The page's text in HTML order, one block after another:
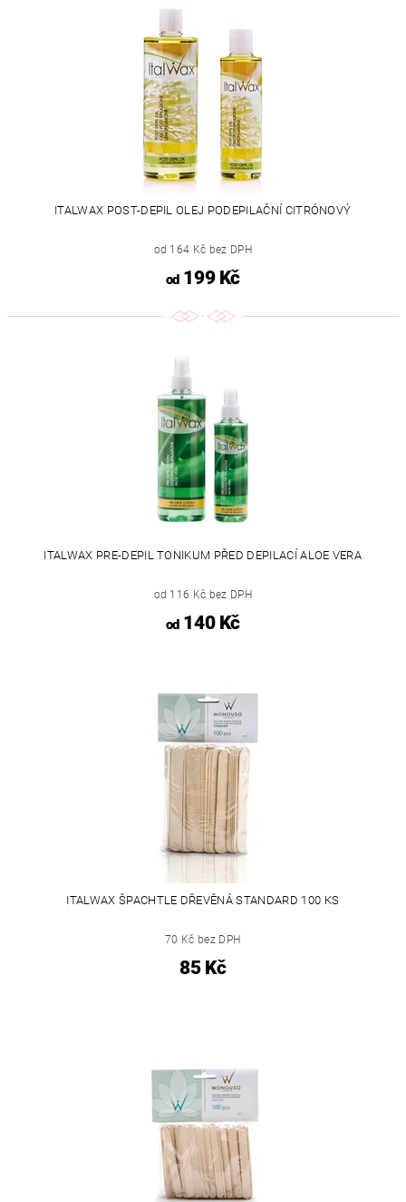
ITALWAX POST-DEPIL OLEJ PODEPILAČNÍ CITRÓNOVÝ
od 164 Kč bez DPH
od199 Kč
ITALWAX PRE-DEPIL TONIKUM PŘED DEPILACÍ ALOE VERA
od 116 Kč bez DPH
od140 Kč
ITALWAX ŠPACHTLE DŘEVĚNÁ STANDARD 100 KS
70 Kč bez DPH
85 Kč